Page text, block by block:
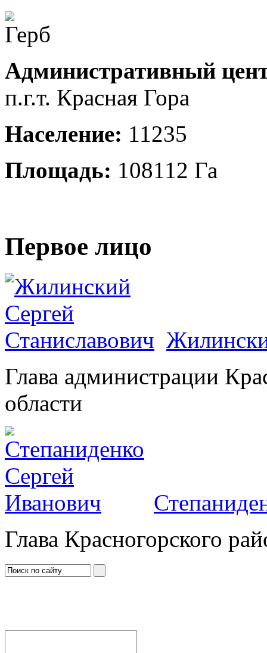
Административный
п.г.т. Красная Гора
Население: 11235
Площадь: 108112 Га
Первое лицо
Глава администрации
области
Глава Красногорского